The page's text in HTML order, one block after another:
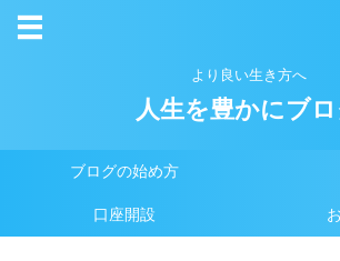
より良い生き方へ
人生を豊かにブ
ブログの始め方
口座開設